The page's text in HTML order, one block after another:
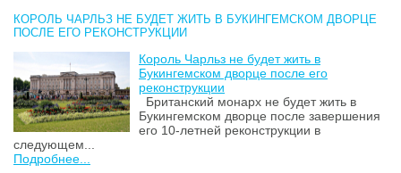
КОРОЛЬ ЧАРЛЬЗ НЕ БУДЕТ ЖИТЬ В БУКИНГЕМСКОМ ДВОРЦЕ
ПОСЛЕ ЕГО РЕКОНСТРУКЦИИ
Король Чарльз не будет жить в
Букингемском дворце после его
реконструкции
Британский монарх не будет жить в
Букингемском дворце после завершения
его 10-летней реконструкции в
следующем...
Подробнее...